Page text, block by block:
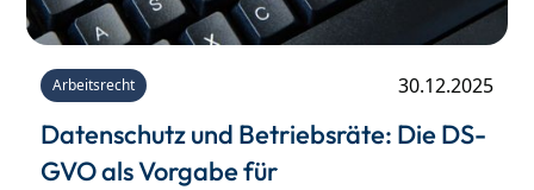
Arbeitsrecht 30.12.2025
Datenschutz und Betriebsräte: Die DS-
GVO als Vorgabe für